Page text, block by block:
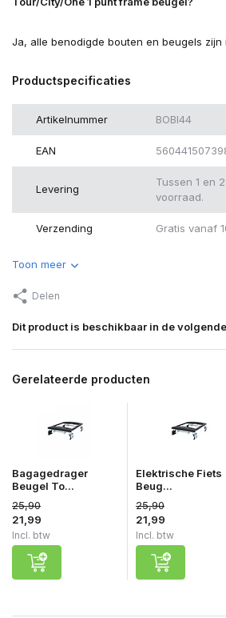
Ja, alle benodigde bouten en beugels zijn
Productspecificaties
Artikelnummer BOBI44
EAN
Levering
Tussen 1 en
voorraad.
Verzending Gratis vanaf
Toon meer
Delen
Dit product is beschikbaar in de
Gerelateerde producten
Bagagedrager
Beugel To...
25,90
21,99
Incl. btw
Elektrische Fiets
Beug...
25,90
21,99
Incl. btw